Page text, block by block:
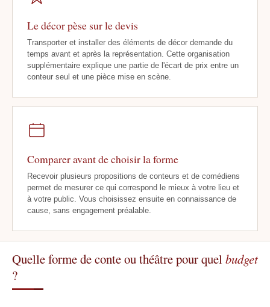
Le décor pèse sur le devis
Transporter et installer des éléments de décor demande du
temps avant et après la représentation. Cette organisation
supplémentaire explique une partie de l'écart de prix entre un
conteur seul et une pièce mise en scène.
Comparer avant de choisir la forme
Recevoir plusieurs propositions de conteurs et de comédiens
permet de mesurer ce qui correspond le mieux à votre lieu et
à votre public. Vous choisissez ensuite en connaissance de
cause, sans engagement préalable.
Quelle forme de conte ou théâtre pour quelbudget
?